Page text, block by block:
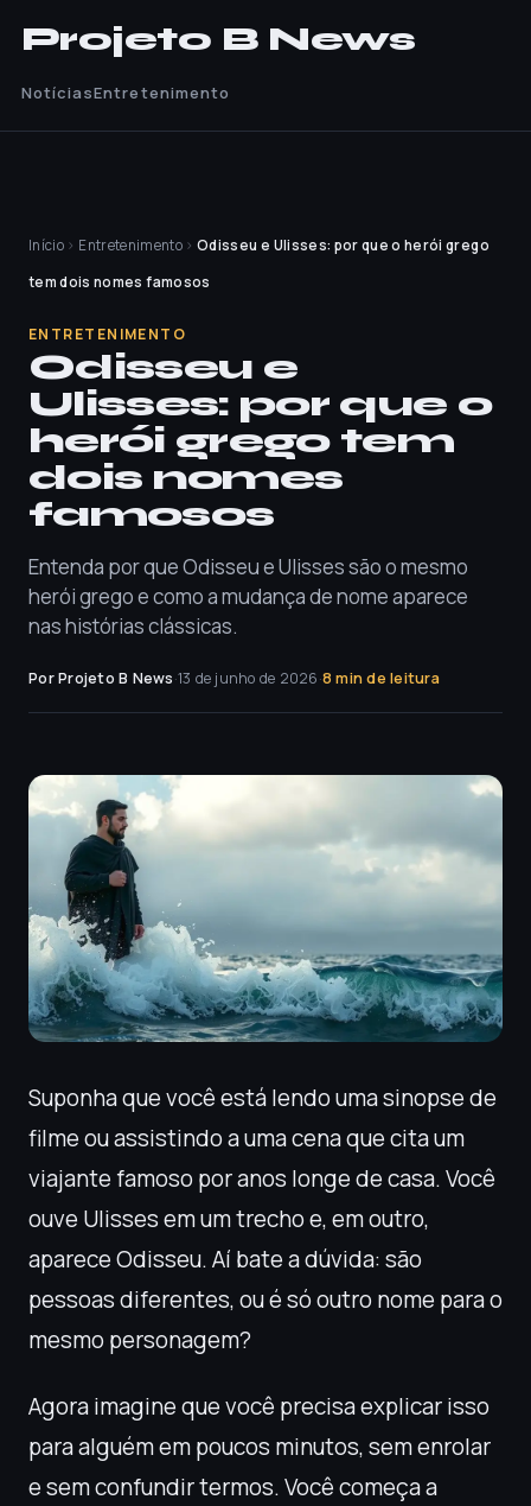
Projeto B News
NotíciasEntretenimento
Início › Entretenimento › Odisseu e Ulisses: por que o herói grego
tem dois nomes famosos
ENTRETENIMENTO
Odisseu e
Ulisses: por que o
herói grego tem
dois nomes
famosos
Entenda por que Odisseu e Ulisses são o mesmo
herói grego e como a mudança de nome aparece
nas histórias clássicas.
Por Projeto B News·13 de junho de 2026·8 min de leitura
Suponha que você está lendo uma sinopse de
filme ou assistindo a uma cena que cita um
viajante famoso por anos longe de casa. Você
ouve Ulisses em um trecho e, em outro,
aparece Odisseu. Aí bate a dúvida: são
pessoas diferentes, ou é só outro nome para o
mesmo personagem?
Agora imagine que você precisa explicar isso
para alguém em poucos minutos, sem enrolar
e sem confundir termos. Você começa a